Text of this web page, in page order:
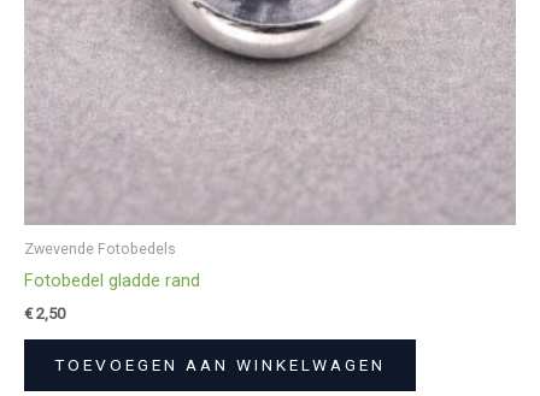
Zwevende Fotobedels
Fotobedel gladde rand
€2,50
TOEVOEGEN AAN WINKELWAGEN